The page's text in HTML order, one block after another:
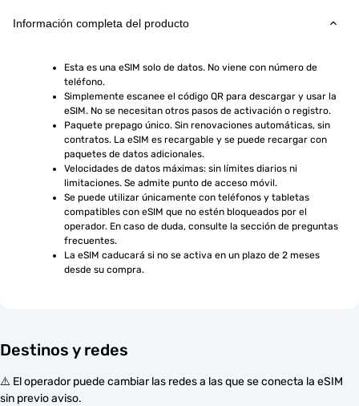
Información completa del producto
Esta es una eSIM solo de datos. No viene con número de
teléfono.
Simplemente escanee el código QR para descargar y usar la
eSIM. No se necesitan otros pasos de activación o registro.
Paquete prepago único. Sin renovaciones automáticas, sin
contratos. La eSIM es recargable y se puede recargar con
paquetes de datos adicionales.
Velocidades de datos máximas: sin límites diarios ni
limitaciones. Se admite punto de acceso móvil.
Se puede utilizar únicamente con teléfonos y tabletas
compatibles con eSIM que no estén bloqueados por el
operador. En caso de duda, consulte la sección de preguntas
frecuentes.
La eSIM caducará si no se activa en un plazo de 2 meses
desde su compra.
Destinos y redes
⚠️ El operador puede cambiar las redes a las que se conecta la eSIM
sin previo aviso.